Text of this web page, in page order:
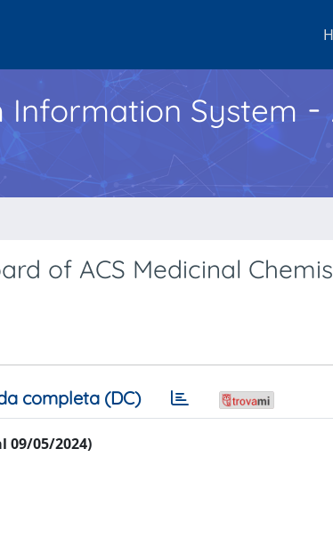
Information System -
of ACS Medicinal
completa (DC)
05/2024)